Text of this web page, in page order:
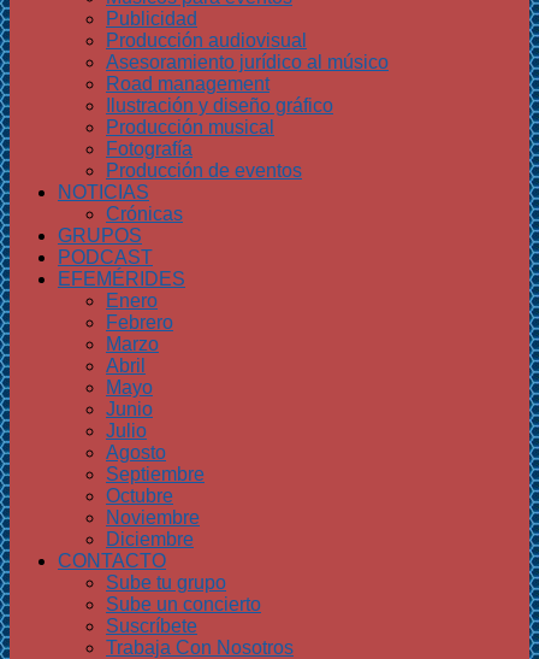
Publicidad
Producción audiovisual
Asesoramiento jurídico al músico
Road management
Ilustración y diseño gráfico
Producción musical
Fotografía
Producción de eventos
NOTICIAS
Crónicas
GRUPOS
PODCAST
EFEMÉRIDES
Enero
Febrero
Marzo
Abril
Mayo
Junio
Julio
Agosto
Septiembre
Octubre
Noviembre
Diciembre
CONTACTO
Sube tu grupo
Sube un concierto
Suscríbete
Trabaja Con Nosotros